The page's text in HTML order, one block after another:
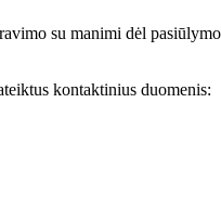
su manimi dėl
kontaktinius duomenis: